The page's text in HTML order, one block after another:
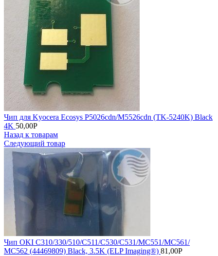
Чип для Kyocera Ecosys P5026cdn/M5526cdn (TK-5240K) Black
4K 50,00Р
Назад к товарам
Следующий товар
Чип OKI C310/330/510/C511/C530/C531/MC551/MC561/
MC562 (44469809) Black, 3.5K (ELP Imaging®) 81,00Р